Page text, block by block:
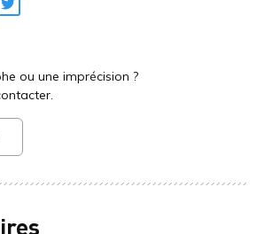
Twitter
ou une imprécision ?